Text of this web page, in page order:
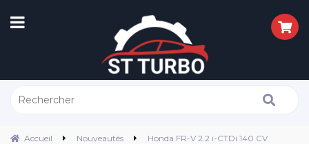
Accueil Nouveautés Honda FR-V 2.2 i-CTDi 140 CV